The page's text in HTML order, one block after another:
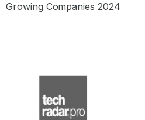
Growing Companies 2024